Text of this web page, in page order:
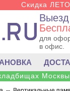
Скидка
для
в офис.